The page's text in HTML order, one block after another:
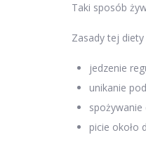
Taki sposób
Zasady tej
jedzenie
unikanie
picie około